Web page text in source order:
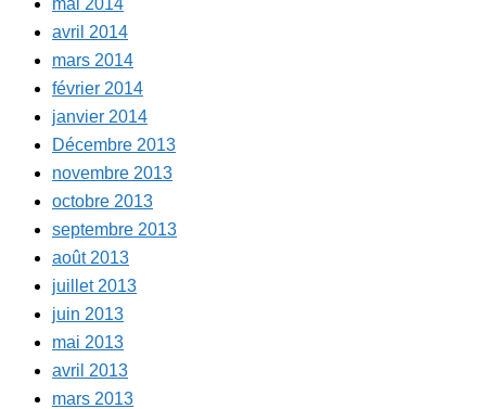
avril 2014
mars 2014
février 2014
janvier 2014
Décembre 2013
novembre 2013
octobre 2013
septembre 2013
août 2013
juillet 2013
juin 2013
mai 2013
avril 2013
mars 2013